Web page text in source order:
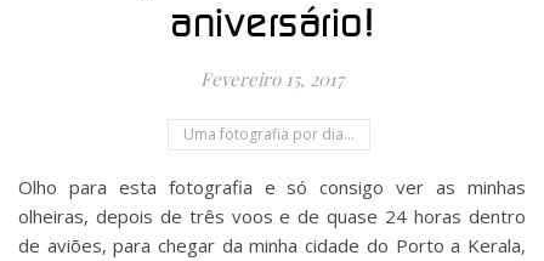
aniversário!
Fevereiro 15, 2017
Uma fotografia por dia...
Olho para esta fotografia e só consigo ver as minhas
olheiras, depois de três voos e de quase 24 horas dentro
de aviões, para chegar da minha cidade do Porto a Kerala,